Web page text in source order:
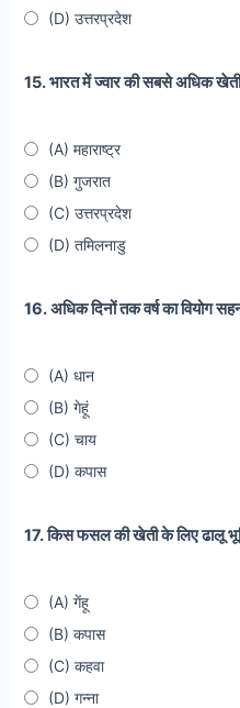
(D) उत्तरप्रदेश
15. भारत में ज्वार की सबसे अधिक खेती
(A) महाराष्ट्र
(B) गुजरात
(C) उत्तरप्रदेश
(D) तमिलनाडु
16. अधिक दिनों तक वर्ष का वियोग
(A) धान
(B) गेहूं
(C) चाय
(D) कपास
17. किस फसल की खेती के लिए ढालू
(A) गेंहू
(B) कपास
(C) कहवा
(D) गन्ना